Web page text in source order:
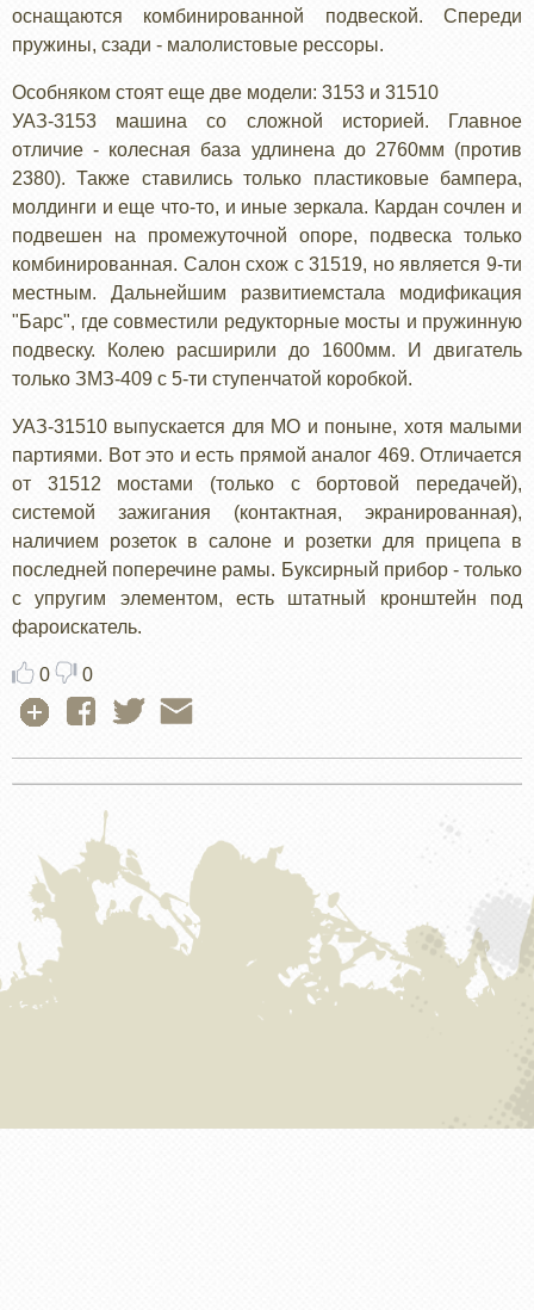
оснащаются комбинированной подвеской. Спереди
пружины, сзади - малолистовые рессоры.
Особняком стоят еще две модели: 3153 и 31510
УАЗ-3153 машина со сложной историей. Главное
отличие - колесная база удлинена до 2760мм (против
2380). Также ставились только пластиковые бампера,
молдинги и еще что-то, и иные зеркала. Кардан сочлен и
подвешен на промежуточной опоре, подвеска только
комбинированная. Салон схож с 31519, но является 9-ти
местным. Дальнейшим развитиемстала модификация
"Барс", где совместили редукторные мосты и пружинную
подвеску. Колею расширили до 1600мм. И двигатель
только ЗМЗ-409 с 5-ти ступенчатой коробкой.
УАЗ-31510 выпускается для МО и поныне, хотя малыми
партиями. Вот это и есть прямой аналог 469. Отличается
от 31512 мостами (только с бортовой передачей),
системой зажигания (контактная, экранированная),
наличием розеток в салоне и розетки для прицепа в
последней поперечине рамы. Буксирный прибор - только
с упругим элементом, есть штатный кронштейн под
фароискатель.
0 0